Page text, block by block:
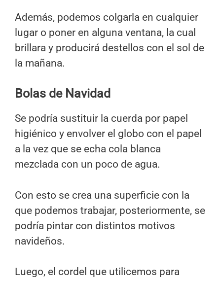
Además, podemos colgarla en cualquier
lugar o poner en alguna ventana, la cual
brillara y producirá destellos con el sol de
la mañana.
Bolas de Navidad
Se podría sustituir la cuerda por papel
higiénico y envolver el globo con el papel
a la vez que se echa cola blanca
mezclada con un poco de agua.
Con esto se crea una superficie con la
que podemos trabajar, posteriormente, se
podría pintar con distintos motivos
navideños.
Luego, el cordel que utilicemos para